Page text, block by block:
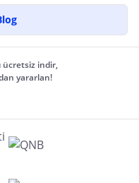
ücretsiz indir,
yararlan!